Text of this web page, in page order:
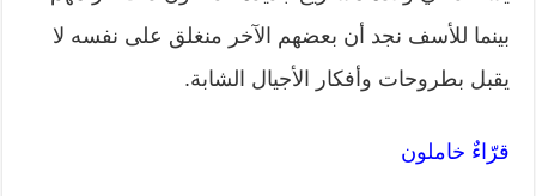
بينما للأسف نجد أن بعضهم الآخر منغلق على نفسه لا
يقبل بطروحات وأفكار الأجيال الشابة.
قرّاءٌ خاملون